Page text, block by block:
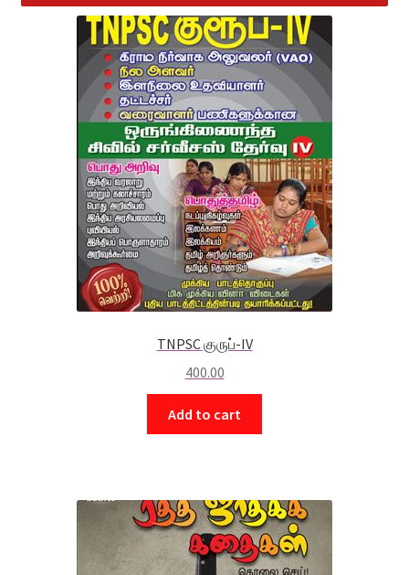
TNPSC குருப்-IV
400.00
Add to cart